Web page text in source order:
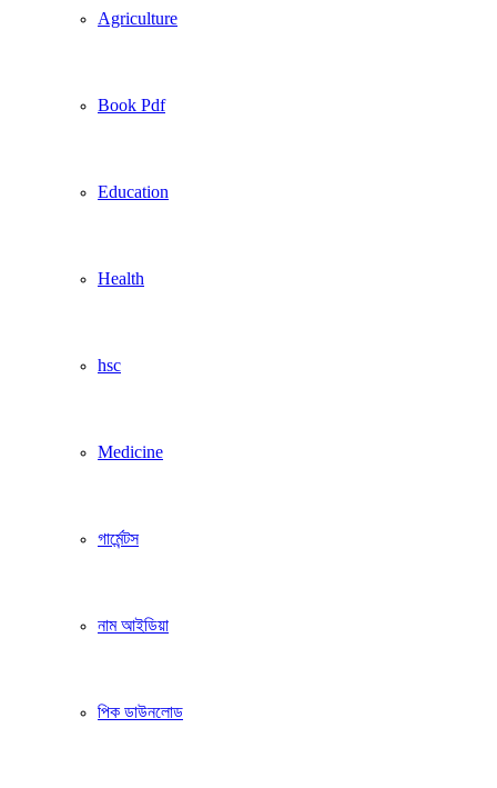
Agriculture
Book Pdf
Education
Health
hsc
Medicine
গার্মেন্টস
নাম আইডিয়া
পিক ডাউনলোড